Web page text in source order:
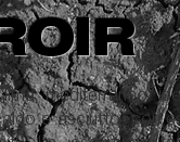
mediterraneo
e asciutto, con